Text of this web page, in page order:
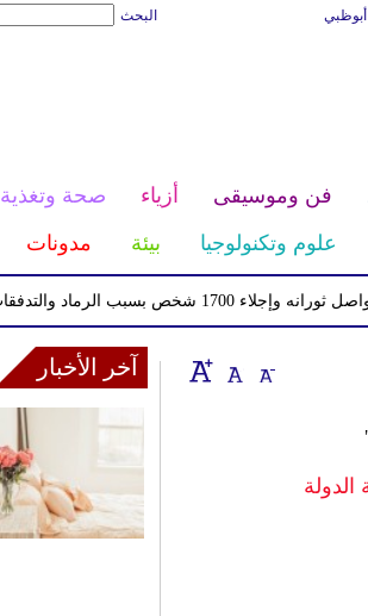
البحث
فن وموسيقى أزياء صحة وتغذية
علوم وتكنولوجيا بيئة مدونات
والتدفقات الطينية
آخر الأخبار